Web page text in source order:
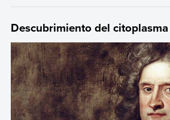
Descubrimiento del citoplasma